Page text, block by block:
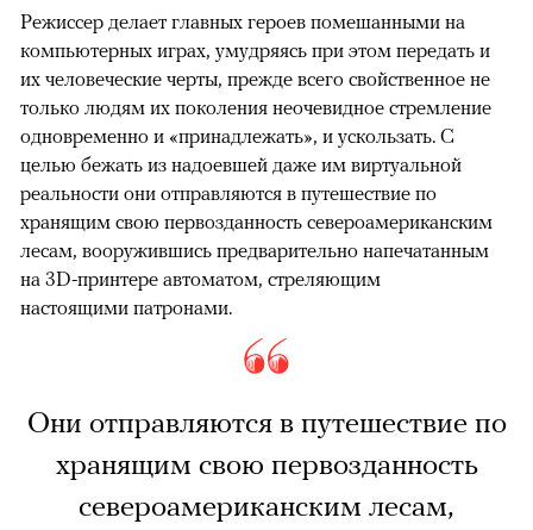
Режиссер делает главных героев помешанными на
компьютерных играх, умудряясь при этом передать и
их человеческие черты, прежде всего свойственное не
только людям их поколения неочевидное стремление
одновременно и «принадлежать», и ускользать. С
целью бежать из надоевшей даже им виртуальной
реальности они отправляются в путешествие по
хранящим свою первозданность североамериканским
лесам, вооружившись предварительно напечатанным
на 3D-принтере автоматом, стреляющим
настоящими патронами.
Они отправляются в путешествие по
хранящим свою первозданность
североамериканским лесам,